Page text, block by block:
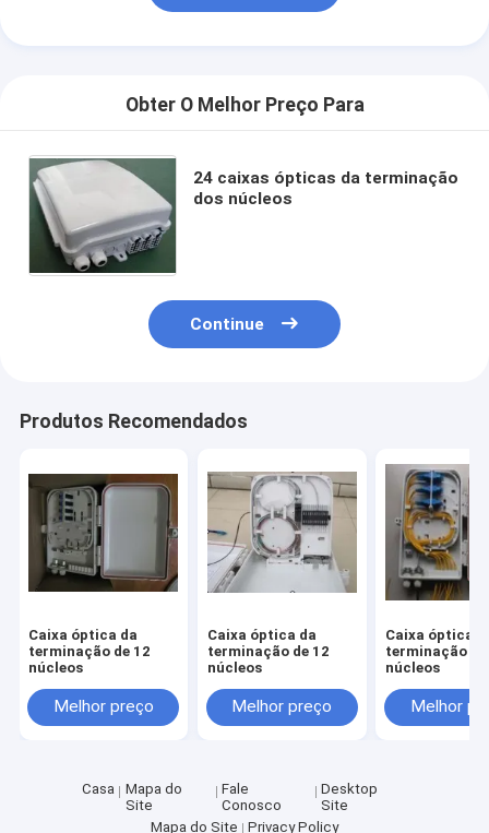
Obter O Melhor Preço Para
24 caixas ópticas da terminação
dos núcleos
Continue
Produtos Recomendados
Caixa óptica da
terminação de 12
núcleos
Melhor preço
Caixa óptica da
terminação de 12
núcleos
Melhor preço
Caixa óptica
terminação de
núcleos
Melhor
Casa
Mapa do
Site
Fale
Conosco
Desktop
Site
Mapa do Site
Privacy Policy